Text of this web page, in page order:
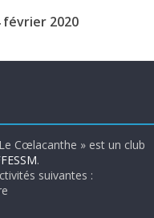
février 2020
Cœlacanthe » est un club
.
suivantes :